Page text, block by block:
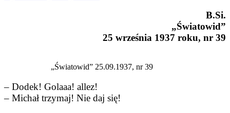
B.Si.
„Światowid”
25 września 1937 roku, nr 39
„Światowid” 25.09.1937, nr 39
– Dodek! Golaaa! allez!
– Michał trzymaj! Nie daj się!